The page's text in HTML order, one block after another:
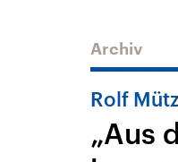
Landtagswahl Sachsen-
Anhalt 2026
Archiv
Rolf
„Aus